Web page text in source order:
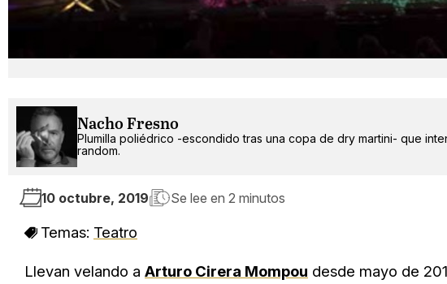
Nacho Fresno
Plumilla poliédrico -escondido tras una copa de dry martini- que
random.
10 octubre, 2019 Se lee en 2 minutos
Temas: Teatro
Llevan velando a Arturo Cirera Mompou desde mayo de